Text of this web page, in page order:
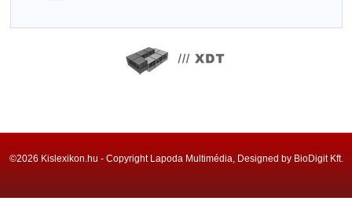
©2026 Kislexikon.hu - Copyright Lapoda Multimédia, Designed by BioDigit Kft.